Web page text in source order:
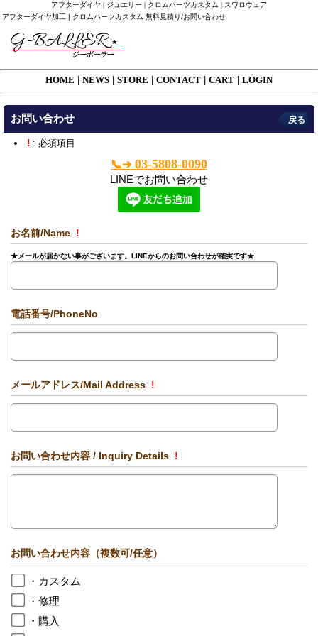
アフターダイヤ | ジュエリー | クロムハーツカスタム | スワロウェア
アフターダイヤ加工 | クロムハーツカスタム 無料見積り/お問い合わせ
HOME NEWS STORE CONTACT CART LOGIN
お問い合わせ 戻る
! : 必須項目
📞➔03-5808-0090
LINEでお問い合わせ
お名前/Name !
★メールが届かない事がございます。LINEからのお問い合わせが確実です★
電話番号/PhoneNo
メールアドレス/Mail Address !
お問い合わせ内容 / Inquiry Details !
お問い合わせ内容（複数可/任意）
・カスタム
・修理
・購入